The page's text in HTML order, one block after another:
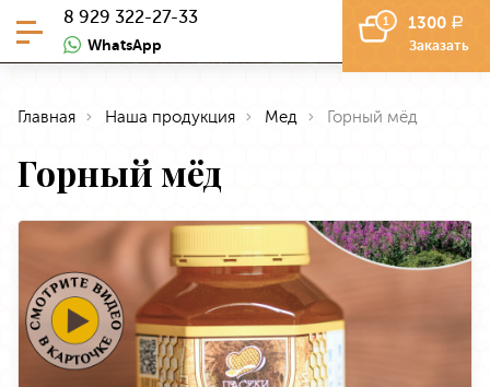
8 929 322-27-33
WhatsApp
1 1300 a
Заказать
Главная Наша продукция Мед Горный мёд
Горный мёд